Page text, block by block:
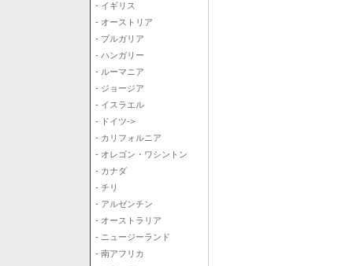
- イギリス
- オーストリア
- ブルガリア
- ハンガリー
- ルーマニア
- ジョージア
- イスラエル
- ドイツ->
- カリフォルニア
- オレゴン・ワシントン
- カナダ
- チリ
- アルゼンチン
- オーストラリア
- ニュージーランド
- 南アフリカ